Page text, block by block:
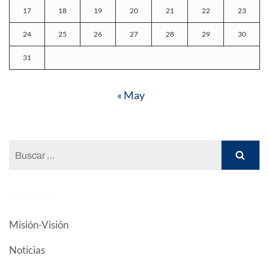
17 18 19 20 21 22 23
24 25 26 27 28 29 30
31
« May
Misión-Visión
Noticias